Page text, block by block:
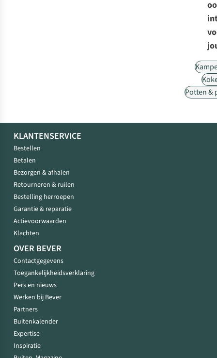
Potten &
KLANTENSERVICE
Bestellen
Betalen
Bezorgen & afhalen
Retourneren & ruilen
Bestelling herroepen
Garantie & reparatie
Actievoorwaarden
Klachten
OVER BEVER
Contactgegevens
Toegankelijkheidsverklaring
Pers en nieuws
Werken bij Bever
Partners
Buitenkalender
Expertise
Inspiratie